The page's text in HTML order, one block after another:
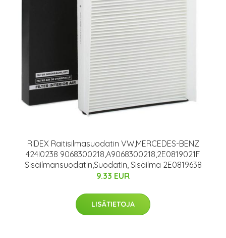
RIDEX Raitisilmasuodatin VW,MERCEDES-BENZ
424I0238 9068300218,A9068300218,2E0819021F
Sisäilmansuodatin,Suodatin, Sisäilma 2E0819638
9.33 EUR
LISÄTIETOJA